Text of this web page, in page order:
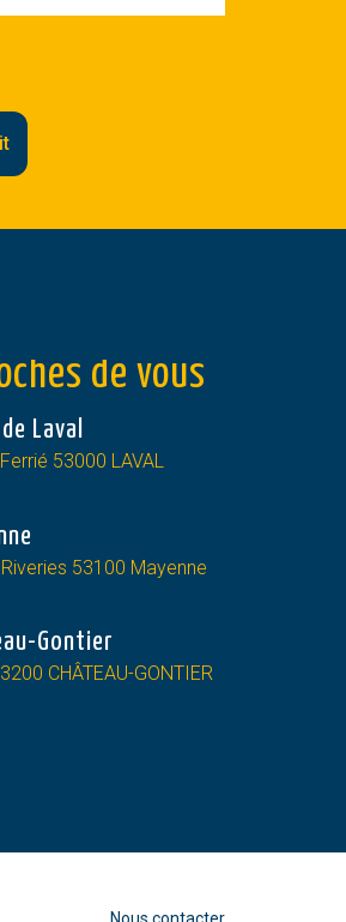
de vous
Laval
53000 LAVAL
53100 Mayenne
Gontier
CHÂTEAU-GONTIER